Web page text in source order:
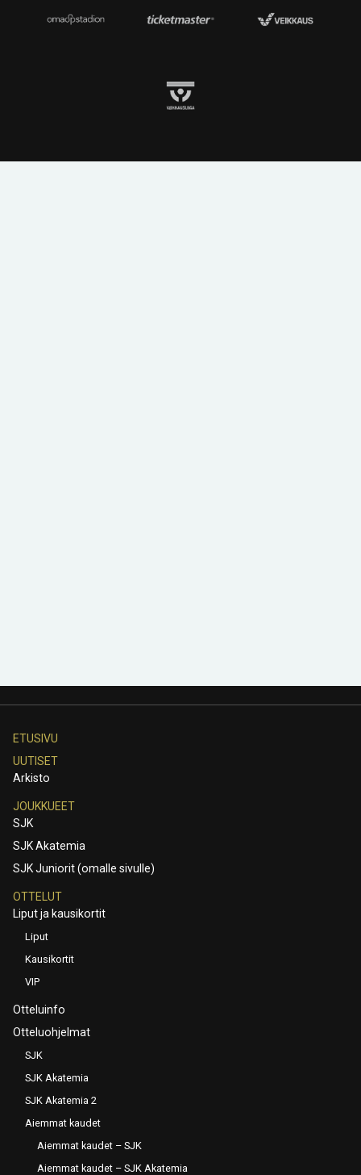
ETUSIVU
UUTISET
Arkisto
JOUKKUEET
SJK
SJK Akatemia
SJK Juniorit (omalle sivulle)
OTTELUT
Liput ja kausikortit
Liput
Kausikortit
VIP
Otteluinfo
Otteluohjelmat
SJK
SJK Akatemia
SJK Akatemia 2
Aiemmat kaudet
Aiemmat kaudet – SJK
Aiemmat kaudet – SJK Akatemia